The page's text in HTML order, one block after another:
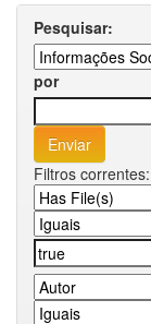
Pesquisar:
por
Filtros correntes: